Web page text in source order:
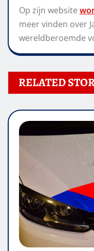
Op zijn website
meer vinden over
wereldberoemde
RELATED